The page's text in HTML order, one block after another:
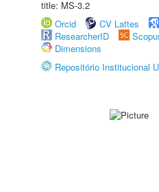
title: MS-3.2
Orcid
CV Lattes
ResearcherID
Dimensions
Repositório Institucional